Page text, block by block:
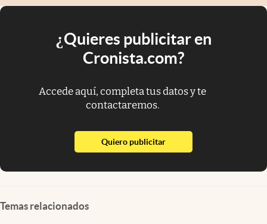
¿Quieres publicitar en
Cronista.com?
Accede aquí, completa tus datos y te
contactaremos.
Quiero publicitarabre en nueva pestaña
Temas relacionados